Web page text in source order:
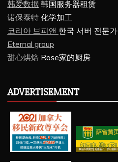
韩爱数据 韩国服务器租赁
诺保泰特 化学加工
코리아 브피앤 한국 서버 전문가
Eternal group
甜心烘焙 Rose家的厨房
ADVERTISEMENT